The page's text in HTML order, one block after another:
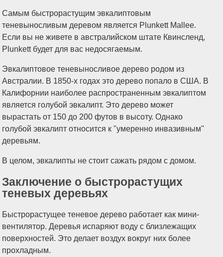
Самым быстрорастущим эвкалиптовым
теневыносливым деревом является Plunkett Mallee.
Если вы не живете в австралийском штате Квинсленд,
Plunkett будет для вас недосягаемым.
Эвкалиптовое теневыносливое дерево родом из
Австралии. В 1850-х годах это дерево попало в США. В
Калифорнии наиболее распространенным эвкалиптом
является голубой эвкалипт. Это дерево может
вырастать от 150 до 200 футов в высоту. Однако
голубой эвкалипт относится к "умеренно инвазивным"
деревьям.
В целом, эвкалипты не стоит сажать рядом с домом.
Заключение о быстрорастущих
теневых деревьях
Быстрорастущее теневое дерево работает как мини-
вентилятор. Деревья испаряют воду с близлежащих
поверхностей. Это делает воздух вокруг них более
прохладным.